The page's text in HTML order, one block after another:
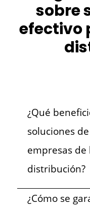
sobre
efectivo
¿Qué
soluciones
empresas de
distribución?
¿Cómo se